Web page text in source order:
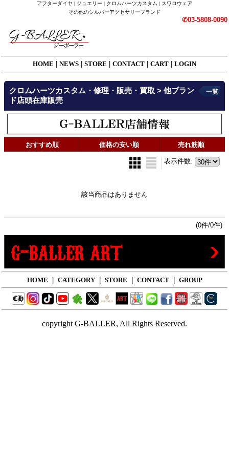
アフターダイヤ | ジュエリー | クロムハーツカスタム | スワロウェア
その他のシルバーアクセサリーブランド
✆03-5808-0090
HOME NEWS STORE CONTACT CART LOGIN
クロムハーツカスタム・修理・販売・買取 > 他ブラン
ド店頭在庫販売
一覧
おすすめ順 価格の安い順 売れ筋順
表示件数:
該当商品はありません
(0件/0件)
HOME CATEGORY STORE CONTACT GROUP
copyright G-BALLER, All Rights Reserved.